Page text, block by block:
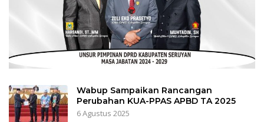
Wabup Sampaikan Rancangan
Perubahan KUA-PPAS APBD TA 2025
6 Agustus 2025